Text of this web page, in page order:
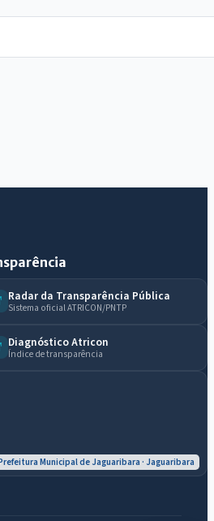
Radar da Transparência Pública
Sistema oficial ATRICON/PNTP
Diagnóstico Atricon
Índice de transparência
Municipal de Jaguaribara · Jaguaribara